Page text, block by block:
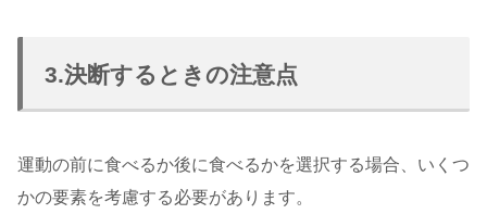
3.決断するときの注意点
運動の前に食べるか後に食べるかを選択する場合、いくつ
かの要素を考慮する必要があります。